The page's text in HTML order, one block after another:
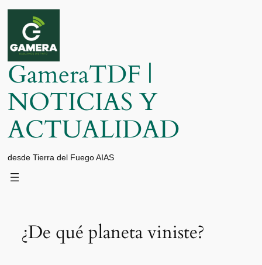
Saltar
contenido
GameraTDF |
NOTICIAS Y
ACTUALIDAD
desde Tierra del Fuego AIAS
¿De qué planeta viniste?